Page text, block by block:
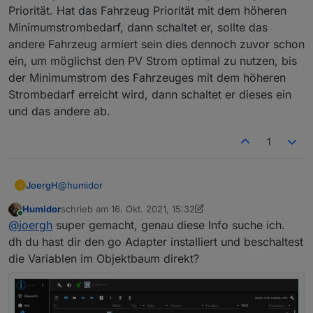
Priorität. Hat das Fahrzeug Priorität mit dem höheren
Minimumstrombedarf, dann schaltet er, sollte das
andere Fahrzeug armiert sein dies dennoch zuvor schon
ein, um möglichst den PV Strom optimal zu nutzen, bis
der Minimumstrom des Fahrzeuges mit dem höheren
Strombedarf erreicht wird, dann schaltet er dieses ein
und das andere ab.
1
J JoergH@humidor
Ich habe mir ein Blockly Skript geschrieben, was meine
Laderei regelt. Etwas komplexer, weil ich PV Laden mit
zwei Fahrzeugen gleichzeitig mache, der Tesla lädt
aber über Steckernetzteil und bisher ist der Ladestrom
bei dem nur im Auto selbst einstellbar, nicht über die
APP. Das kommt ja noch.
Ich kann bei mir einstellen, ob jedes Auto überhaupt
auf PV Leistung warten soll, also das Laden "armiert"
ist, ob er forciert laden soll (lädt immer mindestens mit
Minimum Strom), bis zu welchem Ladestand der go-e
laden soll und wie lange er warten soll, bevor er das
Laden unterbricht, sollte die PV Leistung nicht mehr
Stecke ich das Auto ein, erkennt er welches Auto am
go-e hängt und wählt den Minimum Ladestrom vor. Ist
lädt er los. Steigt der überschüssige Strom an, so
Online
Humidorschrieb am 16. Okt. 2021, 15:32
zuletzt editiert von Humidor
@joergh super gemacht, genau diese Info suche ich.
dh du hast dir den go Adapter installiert und beschaltest
die Variablen im Objektbaum direkt?